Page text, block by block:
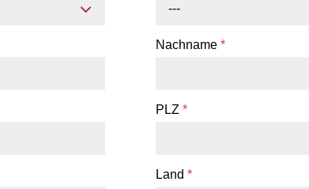
---
Nachname *
PLZ *
Land *